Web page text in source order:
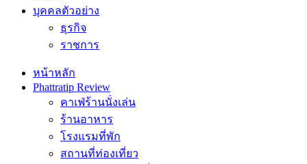
บุคคลตัวอย่าง
ธุรกิจ
ราชการ
หน้าหลัก
Phattratip Review
คาเฟ่ร้านนั่งเล่น
ร้านอาหาร
โรงแรมที่พัก
สถานที่ท่องเที่ยว